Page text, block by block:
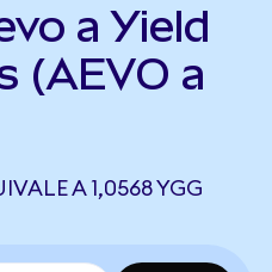
a Yield
(AEVO a
A 1,0568 YGG